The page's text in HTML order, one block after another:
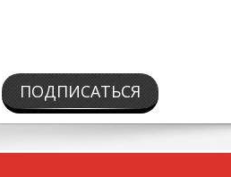
ПОДПИСАТЬСЯ